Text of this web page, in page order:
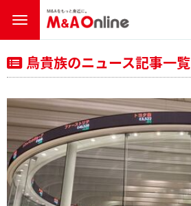
鳥貴族のニュース記事一覧